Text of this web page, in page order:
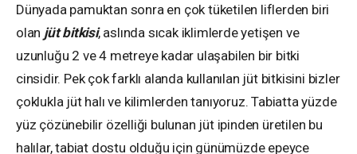
Dünyada pamuktan sonra en çok tüketilen liflerden biri
olan jüt bitkisi, aslında sıcak iklimlerde yetişen ve
uzunluğu 2 ve 4 metreye kadar ulaşabilen bir bitki
cinsidir. Pek çok farklı alanda kullanılan jüt bitkisini bizler
çoklukla jüt halı ve kilimlerden tanıyoruz. Tabiatta yüzde
yüz çözünebilir özelliği bulunan jüt ipinden üretilen bu
halılar, tabiat dostu olduğu için günümüzde epeyce